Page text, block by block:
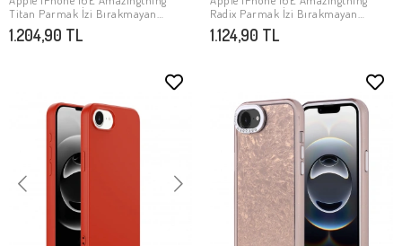
SEPETE EKLE
Titan Parmak İzi Bırakmayan
Temperli Cam Ekran Koruyucu
1.204,90 TL
SEPETE EKLE
Radix Parmak İzi Bırakmayan
Temperli Cam Ekran Koruyucu
1.124,90 TL